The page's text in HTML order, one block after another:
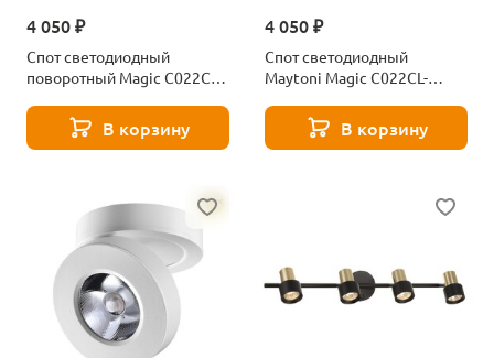
4 050 ₽
Спот светодиодный
поворотный Magic C022CL-
В корзину
4 050 ₽
Спот светодиодный
Maytoni Magic C022CL-
В корзину